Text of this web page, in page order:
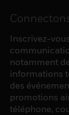
Inscrivez-
notamment
informations
des
promotions
téléphone,